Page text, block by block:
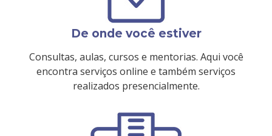
De onde você estiver
Consultas, aulas, cursos e mentorias. Aqui você
encontra serviços online e também serviços
realizados presencialmente.